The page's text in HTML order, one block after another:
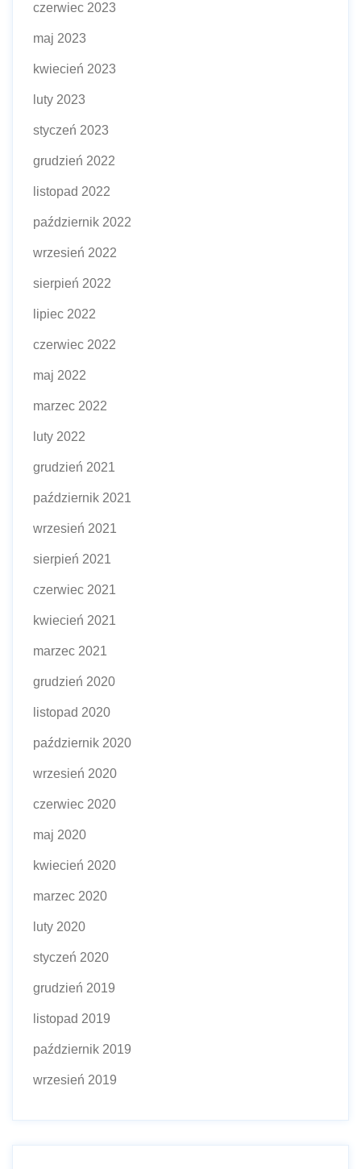
czerwiec 2023
maj 2023
kwiecień 2023
luty 2023
styczeń 2023
grudzień 2022
listopad 2022
październik 2022
wrzesień 2022
sierpień 2022
lipiec 2022
czerwiec 2022
maj 2022
marzec 2022
luty 2022
grudzień 2021
październik 2021
wrzesień 2021
sierpień 2021
czerwiec 2021
kwiecień 2021
marzec 2021
grudzień 2020
listopad 2020
październik 2020
wrzesień 2020
czerwiec 2020
maj 2020
kwiecień 2020
marzec 2020
luty 2020
styczeń 2020
grudzień 2019
listopad 2019
październik 2019
wrzesień 2019